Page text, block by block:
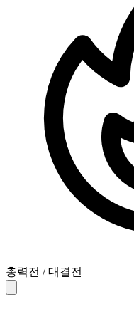
총력전 / 대결전